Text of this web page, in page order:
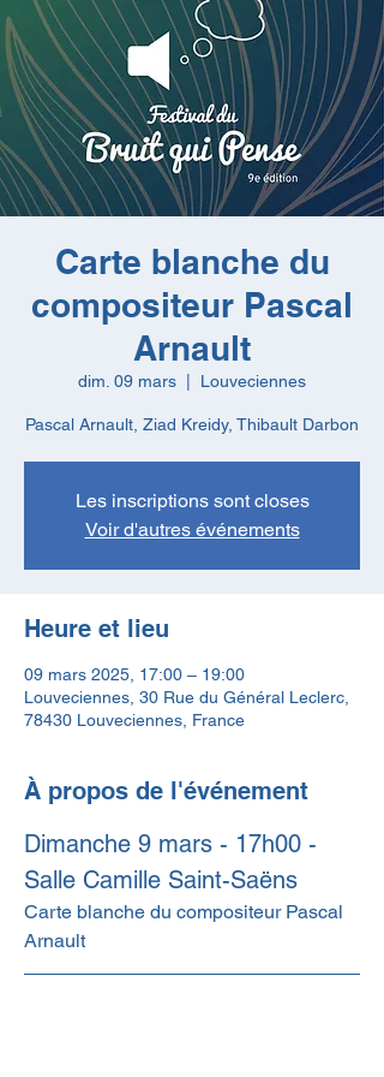
Carte blanche du
compositeur Pascal
Arnault
dim. 09 mars Louveciennes
Pascal Arnault, Ziad Kreidy, Thibault Darbon
Les inscriptions sont closes
Voir d'autres événements
Heure et lieu
09 mars 2025, 17:00 – 19:00
Louveciennes, 30 Rue du Général Leclerc,
78430 Louveciennes, France
À propos de l'événement
Dimanche 9 mars - 17h00 -
Salle Camille Saint-Saëns
Carte blanche du compositeur Pascal
Arnault